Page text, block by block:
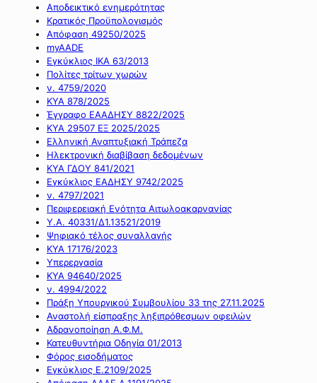
Αποδεικτικό ενημερότητας
Κρατικός Προϋπολογισμός
Απόφαση 49250/2025
myAADE
Εγκύκλιος ΙΚΑ 63/2013
Πολίτες τρίτων χωρών
ν. 4759/2020
ΚΥΑ 878/2025
Έγγραφο ΕΑΑΔΗΣΥ 8822/2025
ΚΥΑ 29507 ΕΞ 2025/2025
Ελληνική Αναπτυξιακή Τράπεζα
Ηλεκτρονική διαβίβαση δεδομένων
ΚΥΑ ΓΔΟΥ 841/2021
Εγκύκλιος ΕΑΔΗΣΥ 9742/2025
ν. 4797/2021
Περιφερειακή Ενότητα Αιτωλοακαρνανίας
Υ.Α. 40331/Δ1.13521/2019
Ψηφιακό τέλος συναλλαγής
ΚΥΑ 17176/2023
Υπερεργασία
ΚΥΑ 94640/2025
ν. 4994/2022
Πράξη Υπουργικού Συμβουλίου 33 της 27.11.2025
Αναστολή είσπραξης ληξιπρόθεσμων οφειλών
Αδρανοποίηση Α.Φ.Μ.
Κατευθυντήρια Οδηγία 01/2013
Φόρος εισοδήματος
Εγκύκλιος Ε.2109/2025